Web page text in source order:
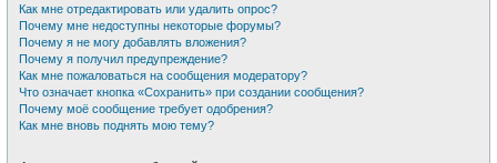
Как мне отредактировать или удалить опрос?
Почему мне недоступны некоторые форумы?
Почему я не могу добавлять вложения?
Почему я получил предупреждение?
Как мне пожаловаться на сообщения модератору?
Что означает кнопка «Сохранить» при создании сообщения?
Почему моё сообщение требует одобрения?
Как мне вновь поднять мою тему?